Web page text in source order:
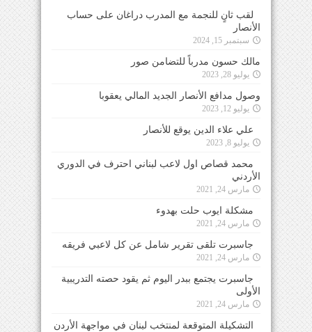
لقب ثانٍ للنجمة مع المدرب دراغان على حساب
الأنصار
سبتمبر 15, 2024
مالك حسون مدرباً للتضامن صور
يوليو 28, 2023
وصول مدافع الأنصار الجديد المالي يعقوبا
يوليو 12, 2023
علي علاء الدين يوقع للأنصار
يوليو 8, 2023
محمد قصاص اول لاعب لبناني احترف في الدوري
الأردني
مارس 24, 2021
مشكلة ايوب حلت بهدوء
مارس 24, 2021
جاسبرت تلقى تقرير شامل عن كل لاعبي فريقه
مارس 24, 2021
جاسبرت يجتمع ببدر اليوم ثم يقود حصته التدريبية
الأولى
مارس 24, 2021
التشكيلة المتوقعة لمنتخب لبنان في مواجهة الأردن